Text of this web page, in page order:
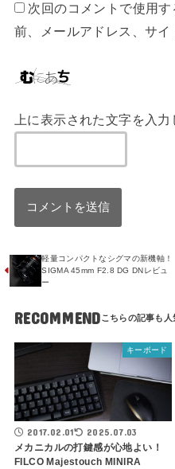
次回のコメントで使用
前、メールアドレス、サイ
上に表示された文字を入力
軽量コンパクトなシグマの新機軸！
SIGMA 45mm F2.8 DG DNレビュ
ー
RECOMMEND
キーボード
2017.02.01 2025.07.03
メカニカルの打鍵感が心地よい！
FILCO Majestouch MINIRA